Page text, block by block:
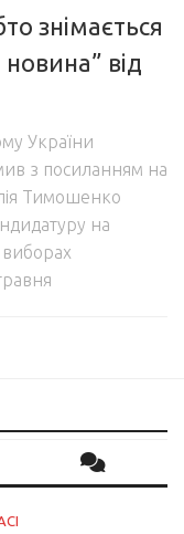
знімається
від
України
з посиланням на
Тимошенко
на
виборах